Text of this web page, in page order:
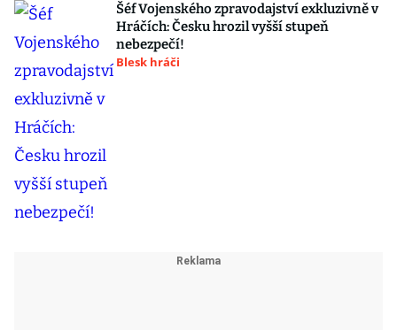
Šéf Vojenského zpravodajství exkluzivně v
Hráčích: Česku hrozil vyšší stupeň
nebezpečí!
Blesk hráči